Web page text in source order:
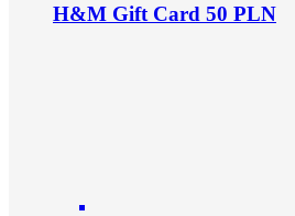
H&M Gift Card 50 PLN